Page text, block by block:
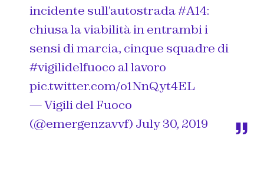
incidente sull’autostrada#A14:
chiusa la viabilità in entrambi i
sensi di marcia, cinque squadre di
#vigilidelfuoco al lavoro
pic.twitter.com/o1NnQyt4EL
— Vigili del Fuoco
(@emergenzavvf) July 30, 2019